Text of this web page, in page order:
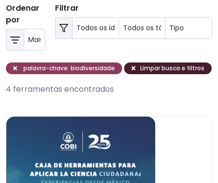
Ordenar
por
Filtrar
palavra-chave: biodiversidade Limpar busca e filtros
4 ferramentas encontrados